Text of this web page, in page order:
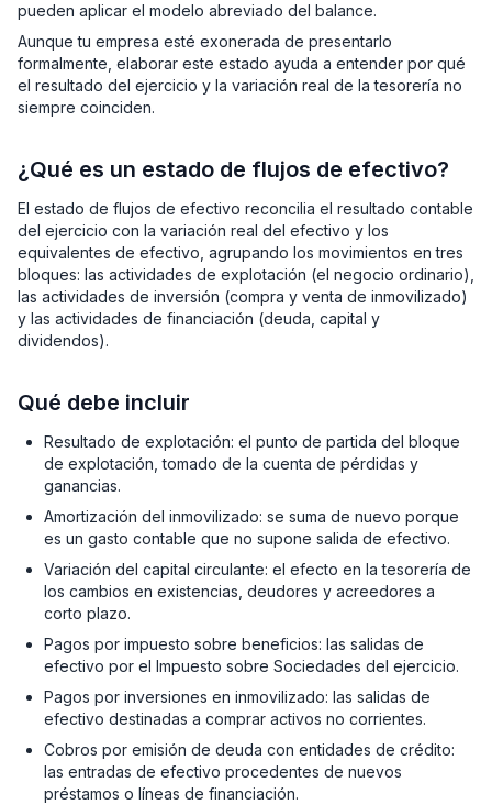
pueden aplicar el modelo abreviado del balance.
Aunque tu empresa esté exonerada de presentarlo
formalmente, elaborar este estado ayuda a entender por qué
el resultado del ejercicio y la variación real de la tesorería no
siempre coinciden.
¿Qué es un estado de flujos de efectivo?
El estado de flujos de efectivo reconcilia el resultado contable
del ejercicio con la variación real del efectivo y los
equivalentes de efectivo, agrupando los movimientos en tres
bloques: las actividades de explotación (el negocio ordinario),
las actividades de inversión (compra y venta de inmovilizado)
y las actividades de financiación (deuda, capital y
dividendos).
Qué debe incluir
Resultado de explotación: el punto de partida del bloque
de explotación, tomado de la cuenta de pérdidas y
ganancias.
Amortización del inmovilizado: se suma de nuevo porque
es un gasto contable que no supone salida de efectivo.
Variación del capital circulante: el efecto en la tesorería de
los cambios en existencias, deudores y acreedores a
corto plazo.
Pagos por impuesto sobre beneficios: las salidas de
efectivo por el Impuesto sobre Sociedades del ejercicio.
Pagos por inversiones en inmovilizado: las salidas de
efectivo destinadas a comprar activos no corrientes.
Cobros por emisión de deuda con entidades de crédito:
las entradas de efectivo procedentes de nuevos
préstamos o líneas de financiación.